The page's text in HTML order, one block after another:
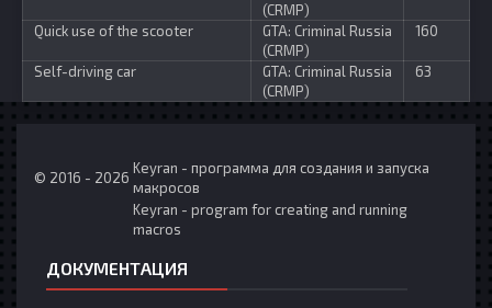
(CRMP)
Quick use of the scooter
GTA: Criminal Russia
(CRMP)
160
Self-driving car
GTA: Criminal Russia
(CRMP)
63
© 2016 - 2026
Keyran - программа для создания и запуска
макросов
Keyran - program for creating and running
macros
ДОКУМЕНТАЦИЯ